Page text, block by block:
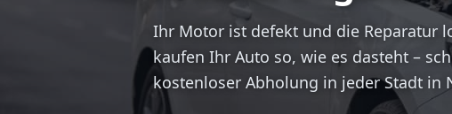
Ihr Motor ist defekt und die Reparatur
kaufen Ihr Auto so, wie es dasteht –
kostenloser Abholung in jeder Stadt in